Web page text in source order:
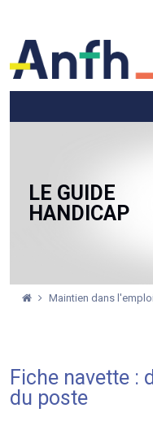
LE GUIDE
HANDICAP
Maintien dans l'emploi
Fiche navette :
du poste